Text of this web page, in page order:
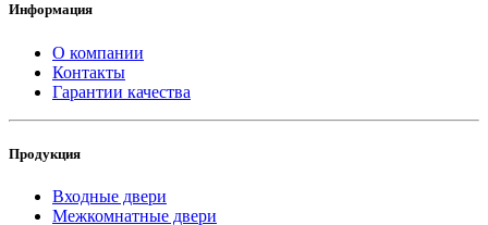
Информация
О компании
Контакты
Гарантии качества
Продукция
Входные двери
Межкомнатные двери